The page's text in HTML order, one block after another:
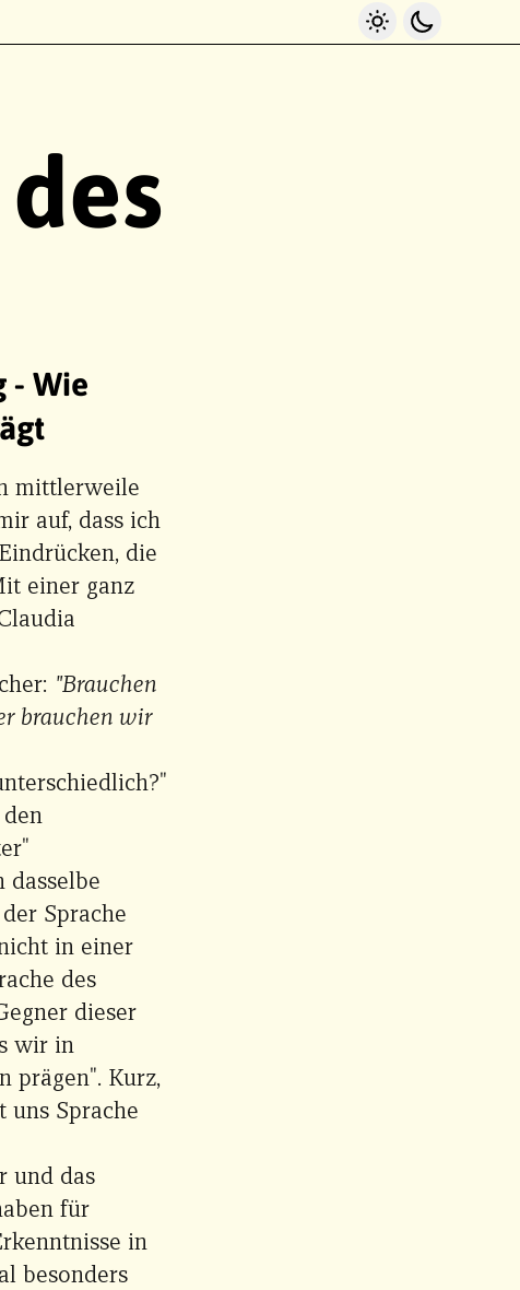
Light Mode
Dark
- Wie
mittlerweile
auf, dass ich
die
einer ganz
"Brauchen
brauchen wir
dasselbe
Sprache
in einer
des
dieser
wir in
prägen". Kurz,
Sprache
und das
für
in
besonders